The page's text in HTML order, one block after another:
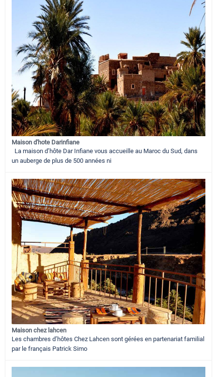
Maison d'hote Darinfiane
La maison d’hôte Dar Infiane vous accueille au Maroc du Sud, dans
un auberge de plus de 500 années ni
Maison chez lahcen
Les chambres d’hôtes Chez Lahcen sont gérées en partenariat familial
par le français Patrick Simo